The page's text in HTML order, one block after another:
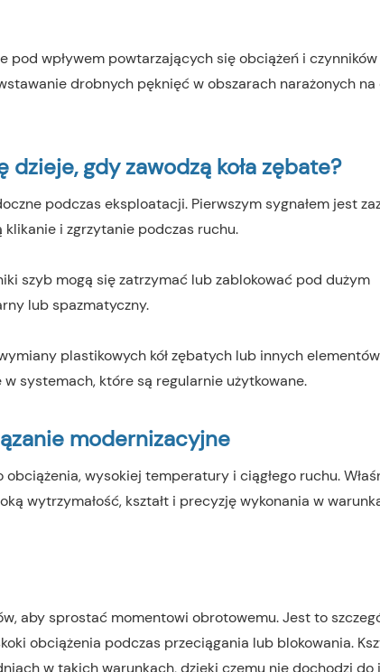
pod wpływem powtarzających się obciążeń i czynników
drobnych pęknięć w obszarach narażonych na
gdy zawodzą koła zębate?
podczas eksploatacji. Pierwszym sygnałem jest
klikanie i zgrzytanie podczas ruchu.
szyb mogą się zatrzymać lub zablokować pod dużym
lub spazmatyczny.
plastikowych kół zębatych lub innych elementów
systemach, które są regularnie użytkowane.
modernizacyjne
wysokiej temperatury i ciągłego ruchu.
wytrzymałość, kształt i precyzję wykonania w
aby sprostać momentowi obrotowemu. Jest to
obciążenia podczas przeciągania lub blokowania.
w takich warunkach, dzięki czemu nie dochodzi do